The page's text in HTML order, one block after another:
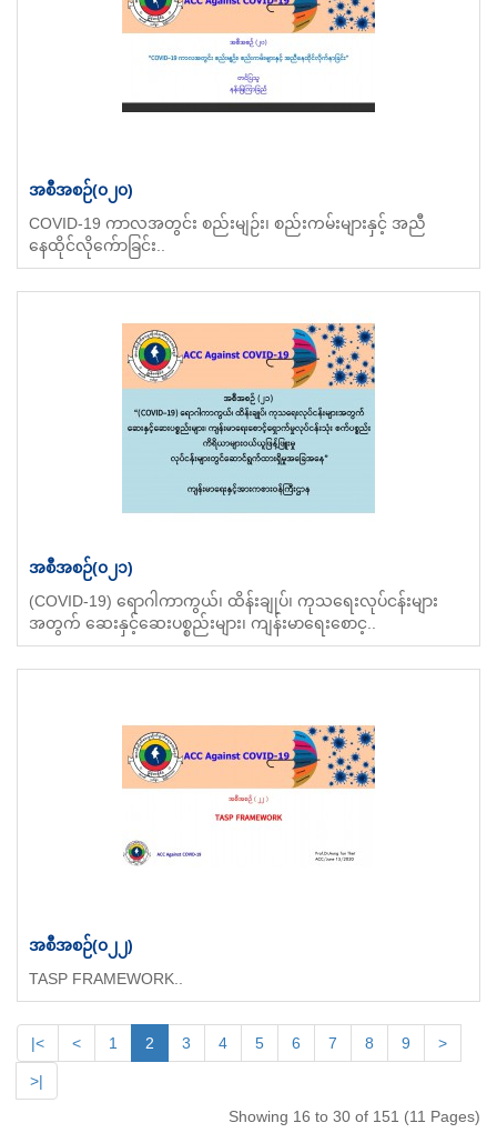
အစီအစဉ်(၀၂၀)
COVID-19 ကာလအတွင်း စည်းမျဉ်း၊ စည်းကမ်းများနှင့် အညီ
နေထိုင်လိုက်ောခြင်း..
အစီအစဉ်(၀၂၁)
(COVID-19) ရောဂါကာကွယ်၊ ထိန်းချုပ်၊ ကုသရေးလုပ်ငန်းများ
အတွက် ‌ဆေးနှင့်ဆေးပစ္စည်းများ၊ ကျန်းမာရေးစောင့..
အစီအစဉ်(၀၂၂)
TASP FRAMEWORK..
|< < 1 2 3 4 5 6 7 8 9 >
>|
Showing 16 to 30 of 151 (11 Pages)